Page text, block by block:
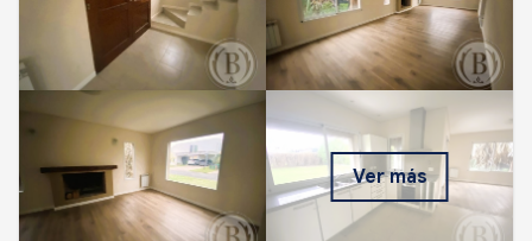
Ver más